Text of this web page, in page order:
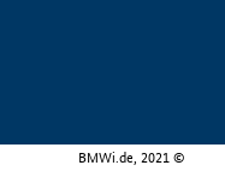
BMWi.de, 2021 ©